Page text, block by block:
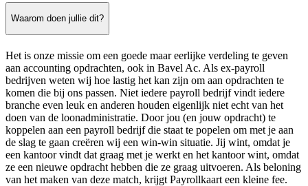
Waarom doen jullie dit?
Het is onze missie om een goede maar eerlijke verdeling te geven
aan accounting opdrachten, ook in Bavel Ac. Als ex-payroll
bedrijven weten wij hoe lastig het kan zijn om aan opdrachten te
komen die bij ons passen. Niet iedere payroll bedrijf vindt iedere
branche even leuk en anderen houden eigenlijk niet echt van het
doen van de loonadministratie. Door jou (en jouw opdracht) te
koppelen aan een payroll bedrijf die staat te popelen om met je aan
de slag te gaan creëren wij een win-win situatie. Jij wint, omdat je
een kantoor vindt dat graag met je werkt en het kantoor wint, omdat
ze een nieuwe opdracht hebben die ze graag uitvoeren. Als beloning
van het maken van deze match, krijgt Payrollkaart een kleine fee.